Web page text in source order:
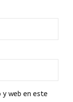
y web en este